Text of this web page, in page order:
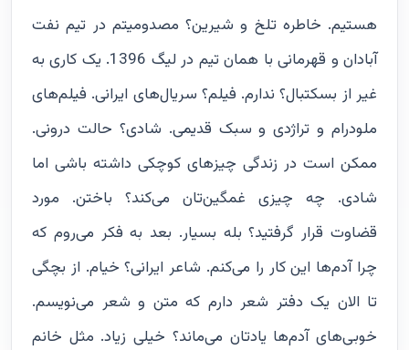
هستیم. خاطره تلخ و شیرین؟ مصدومیتم در تیم نفت
آبادان و قهرمانی با همان تیم در لیگ 1396. یک کاری به
غیر از بسکتبال؟ ندارم. فیلم؟ سریال‌های ایرانی. فیلم‌های
ملودرام و تراژدی و سبک قدیمی. شادی؟ حالت درونی.
ممکن است در زندگی چیزهای کوچکی داشته باشی اما
شادی. چه چیزی غمگین‌تان می‌کند؟ باختن. مورد
قضاوت قرار گرفتید؟ بله بسیار. بعد به فکر می‌روم که
چرا آدم‌ها این کار را می‌کنم. شاعر ایرانی؟ خیام. از بچگی
تا الان یک دفتر شعر دارم که متن و شعر می‌نویسم.
خوبی‌های آدم‌ها یادتان می‌ماند؟ خیلی زیاد. مثل خانم